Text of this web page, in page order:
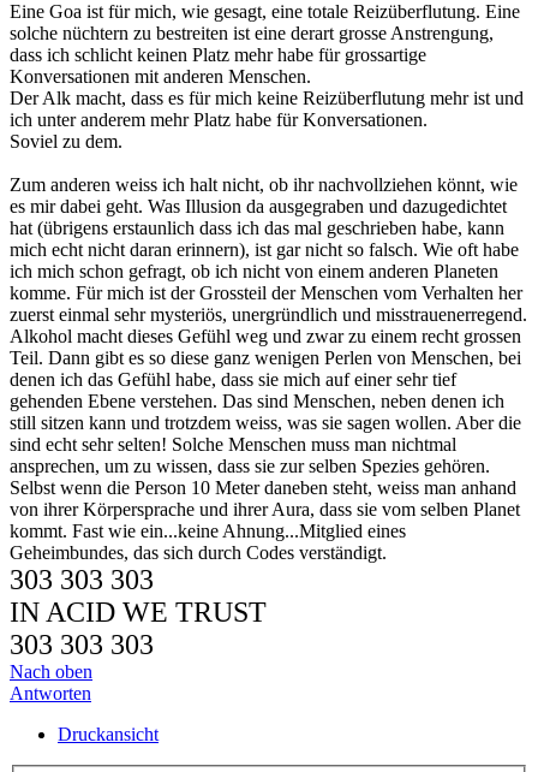
Eine Goa ist für mich, wie gesagt, eine totale Reizüberflutung. Eine
solche nüchtern zu bestreiten ist eine derart grosse Anstrengung,
dass ich schlicht keinen Platz mehr habe für grossartige
Konversationen mit anderen Menschen.
Der Alk macht, dass es für mich keine Reizüberflutung mehr ist und
ich unter anderem mehr Platz habe für Konversationen.
Soviel zu dem.
Zum anderen weiss ich halt nicht, ob ihr nachvollziehen könnt, wie
es mir dabei geht. Was Illusion da ausgegraben und dazugedichtet
hat (übrigens erstaunlich dass ich das mal geschrieben habe, kann
mich echt nicht daran erinnern), ist gar nicht so falsch. Wie oft habe
ich mich schon gefragt, ob ich nicht von einem anderen Planeten
komme. Für mich ist der Grossteil der Menschen vom Verhalten her
zuerst einmal sehr mysteriös, unergründlich und misstrauenerregend.
Alkohol macht dieses Gefühl weg und zwar zu einem recht grossen
Teil. Dann gibt es so diese ganz wenigen Perlen von Menschen, bei
denen ich das Gefühl habe, dass sie mich auf einer sehr tief
gehenden Ebene verstehen. Das sind Menschen, neben denen ich
still sitzen kann und trotzdem weiss, was sie sagen wollen. Aber die
sind echt sehr selten! Solche Menschen muss man nichtmal
ansprechen, um zu wissen, dass sie zur selben Spezies gehören.
Selbst wenn die Person 10 Meter daneben steht, weiss man anhand
von ihrer Körpersprache und ihrer Aura, dass sie vom selben Planet
kommt. Fast wie ein...keine Ahnung...Mitglied eines
Geheimbundes, das sich durch Codes verständigt.
303 303 303
IN ACID WE TRUST
303 303 303
Nach oben
Antworten
Druckansicht